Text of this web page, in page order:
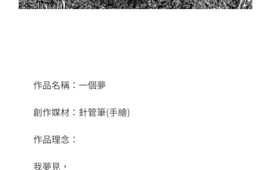
作品名稱：一個夢
創作媒材：針管筆(手繪)
作品理念：
我夢見，